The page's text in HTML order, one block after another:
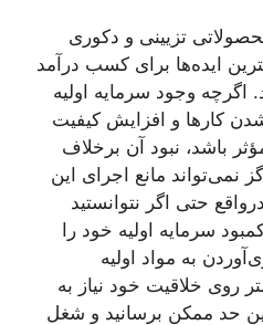
تزیینی و دکوری
ایده‌ها برای کسب درآمد
اگرچه وجود سرمایه اولیه
کارها و افزایش کیفیت
باشد، نبود آن برخلاف
نمی‌تواند مانع اجرای این
حتی اگر نتوانستید
سرمایه اولیه خود را
به مواد اولیه
روی خلاقیت خود نیاز به
حد ممکن برسانید و شغل